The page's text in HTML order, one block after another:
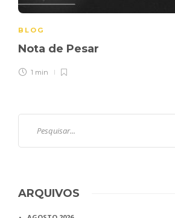
BLOG
Nota de Pesar
1 min
ARQUIVOS